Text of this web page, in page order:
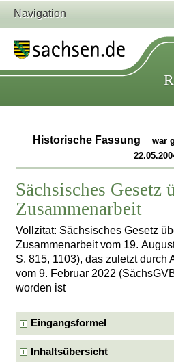
Navigation
Historische Fassung
war
Sächsisches Gesetz
Zusammenarbeit
Vollzitat: Sächsisches Gesetz
Zusammenarbeit vom 19.
S. 815, 1103), das zuletzt durch
vom 9. Februar 2022
worden ist
Eingangsformel
Inhaltsübersicht